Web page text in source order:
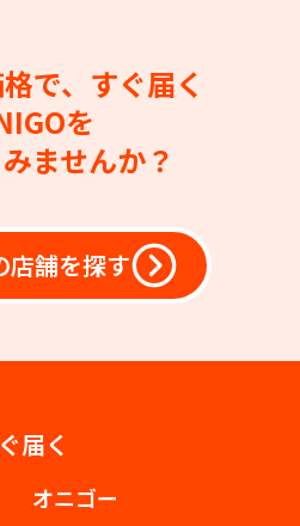
で、すぐ届く
を
ませんか？
店舗を探す
届く
オニゴー